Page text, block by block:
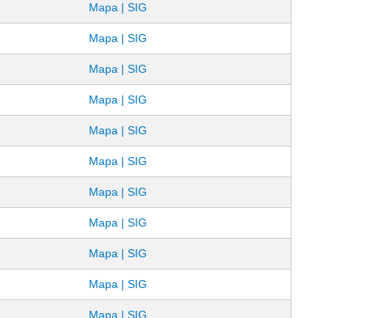
Mapa | SIG
Mapa | SIG
Mapa | SIG
Mapa | SIG
Mapa | SIG
Mapa | SIG
Mapa | SIG
Mapa | SIG
Mapa | SIG
Mapa | SIG
Mapa | SIG